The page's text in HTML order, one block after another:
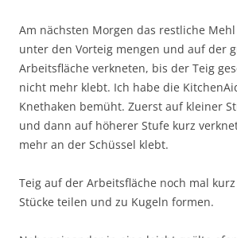
Am nächsten Morgen das restliche
unter den Vorteig mengen und auf der
Arbeitsfläche verkneten, bis der Teig
nicht mehr klebt. Ich habe die
Knethaken bemüht. Zuerst auf kleiner
und dann auf höherer Stufe kurz
mehr an der Schüssel klebt.
Teig auf der Arbeitsfläche noch mal
Stücke teilen und zu Kugeln formen.